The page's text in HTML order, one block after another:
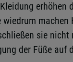
sie
der Füße